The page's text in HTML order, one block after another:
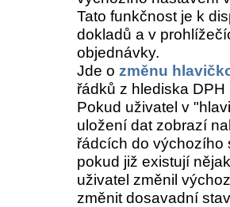
Tato funkčnost je k
dokladů a v
objednávky.
Jde o změnu
řádků z hlediska DPH
Pokud uživatel v
uložení dat zobrazí
řádcích do výchozího
pokud již existují
uživatel změnil
změnit dosavadní